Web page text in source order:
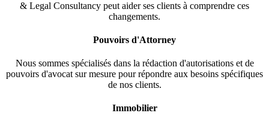
& Legal Consultancy peut aider ses clients à comprendre ces
changements.
Pouvoirs d'Attorney
Nous sommes spécialisés dans la rédaction d'autorisations et de
pouvoirs d'avocat sur mesure pour répondre aux besoins spécifiques
de nos clients.
Immobilier